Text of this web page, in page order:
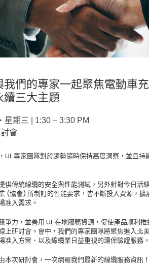
們的專家一起聚焦電動車
三大主題
期三 | 1:30 – 3:30 PM
會
UL 專家團隊對於趨勢隨時保持高度洞察，並且
供傳統線纜的安全與性能測試，另外針對今日活
(協會) 所制訂的性能要求，皆不斷投入資源，
准入需求。
爭力，並善用 UL 在地服務資源，促使產品順利
上研討會。會中，我們的專家團隊將聚焦進入北
准入方案、以及線纜業日益重視的環保驗證服務。
本次研討會，一次網羅我們最新的線纜服務資訊！